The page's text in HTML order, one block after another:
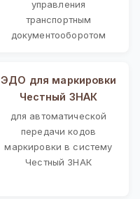
управления
транспортным
документооборотом
ЭДО для маркировки
Честный ЗНАК
для автоматической
передачи кодов
маркировки в систему
Честный ЗНАК